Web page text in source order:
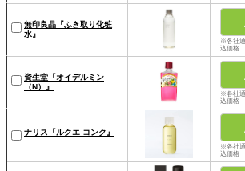
無印良品『ふき取り化粧
水』
※各社通
込価格
資生堂『オイデルミン
（N）』
※各社通
込価格
ナリス『ルクエ コンク』
※各社通
込価格